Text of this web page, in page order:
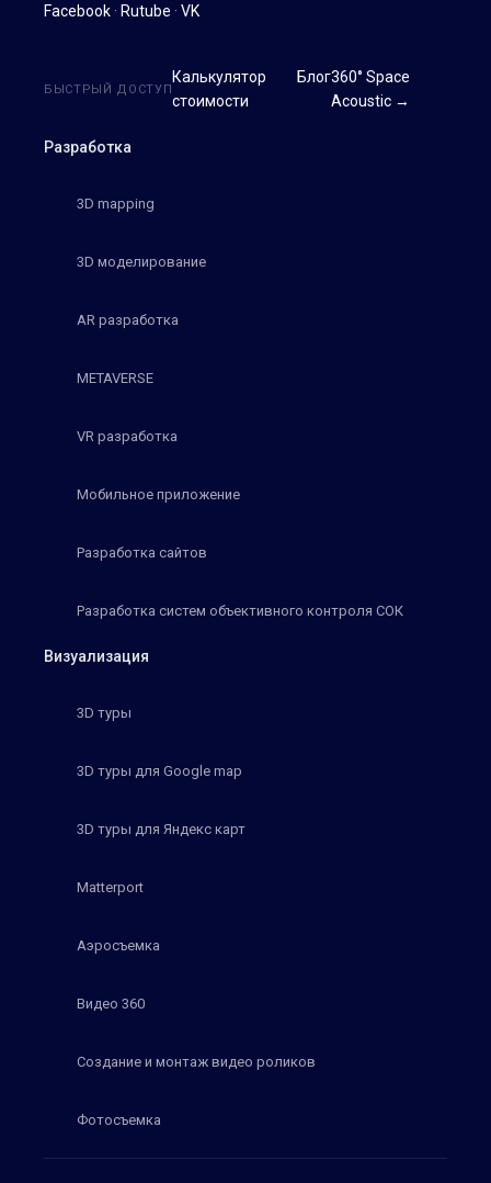
Facebook · Rutube · VK
Разработка
3D mapping
3D моделирование
AR разработка
METAVERSE
VR разработка
Мобильное приложение
Разработка сайтов
Разработка систем объективного контроля СОК
Визуализация
3D туры
3D туры для Google map
3D туры для Яндекс карт
Matterport
Аэросъемка
Видео 360
Создание и монтаж видео роликов
Фотосъемка
БЫСТРЫЙ ДОСТУП
Калькулятор
стоимости
Блог360° Space
Acoustic →